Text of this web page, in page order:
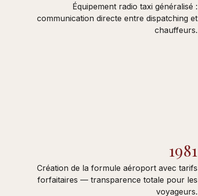
Équipement radio taxi généralisé :
communication directe entre dispatching et
chauffeurs.
1981
Création de la formule aéroport avec tarifs
forfaitaires — transparence totale pour les
voyageurs.